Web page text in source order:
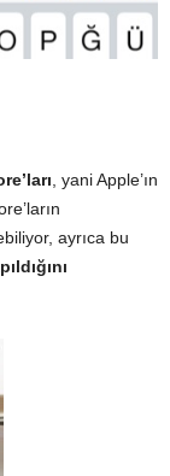
, yani Apple’ın
ayrıca bu